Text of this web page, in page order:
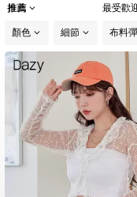
推薦 最受歡
顏色 細節 布料